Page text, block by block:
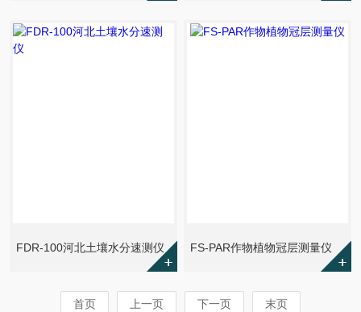
FDR-100河北土壤水分速测仪 FS-PAR作物植物冠层测量仪
首页 上一页 下一页 末页